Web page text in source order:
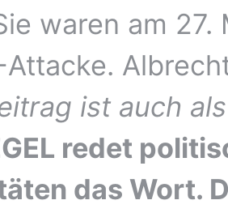
waren am
Attacke.
ist auch
redet
das Wort.